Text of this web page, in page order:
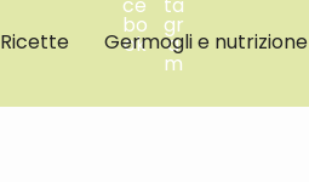
Ricette Germogli e nutrizione